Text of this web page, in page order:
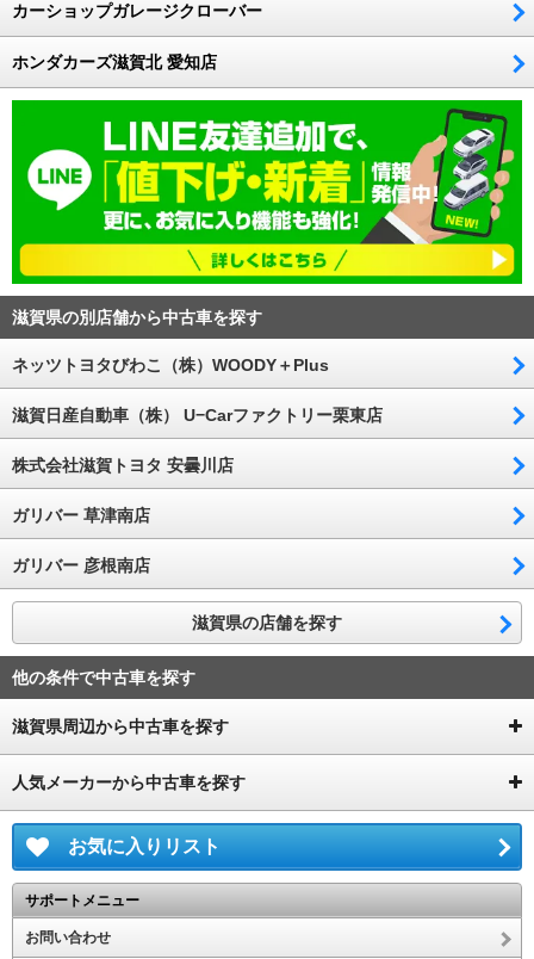
カーショップガレージクローバー
ホンダカーズ滋賀北 愛知店
滋賀県の別店舗から中古車を探す
ネッツトヨタびわこ（株）WOODY＋Plus
滋賀日産自動車（株） U−Carファクトリー栗東店
株式会社滋賀トヨタ 安曇川店
ガリバー 草津南店
ガリバー 彦根南店
滋賀県の店舗を探す
他の条件で中古車を探す
滋賀県周辺から中古車を探す
人気メーカーから中古車を探す
お気に入りリスト
サポートメニュー
お問い合わせ